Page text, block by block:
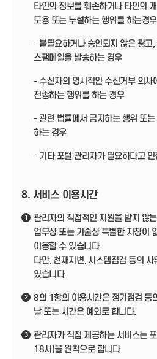
타인의 정보를 훼손하거나 타인의
도용 또는 누설하는 행위를 하는경우
- 불필요하거나 승인되지 않은 광고
스팸메일을 발송하는 경우
- 수신자의 명시적인 수신거부 의사
전송하는 행위를 하는 경우
- 관련 법률에서 금지하는 행위 또
하는 경우
- 기타 포털 관리자가 필요하다고 인
8. 서비스 이용시간
1
관리자의 직접적인 지원을 받지 않
업무상 또는 기술상 특별한 지장이
이용할 수 있습니다.
다만, 천재지변, 시스템점검 등의
있습니다.
2
8의 1항의 이용시간은 정기점검 등
날 또는 시간은 예외로 합니다.
3
관리자가 직접 제공하는 서비스는
18시)을 원칙으로 합니다.